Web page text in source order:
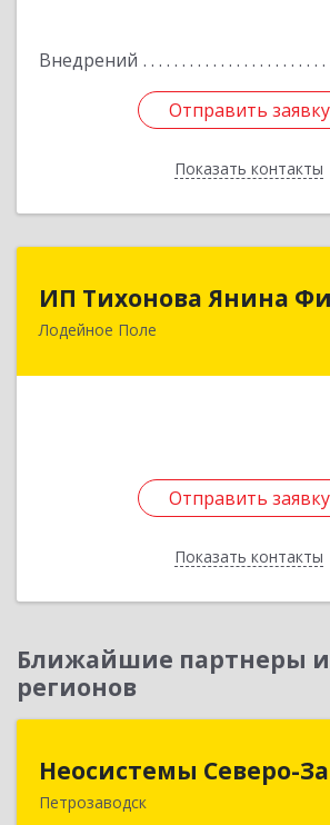
Внедрений
Отправить заявку
Показать контакты
Отправить заявку
Назад
ИП Тихонова Янина
Лодейное Поле
Отправить заявку
Показать контакты
187700, Ленинградская обл,
Отправить заявку
Назад
Ближайшие партнеры
регионов
Неосистемы Северо-
Петрозаводск185001, Карелия Респ,